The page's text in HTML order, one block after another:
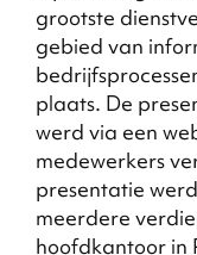
grootste
gebied van
plaats. De
werd via een
medewerkers
presentatie
meerdere
hoofdkantoor in